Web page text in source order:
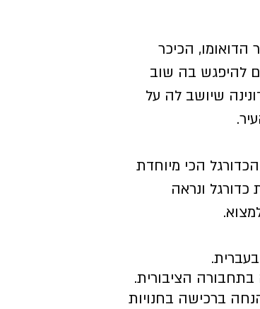
הדואומו, הכיכר
להיפגש בה שוב
שיושב לה על
הכי מיוחדת
כדורגל ונראה
הציבורית.
ברכישה בחנויות